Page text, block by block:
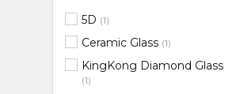
5D (1)
Ceramic Glass (1)
KingKong Diamond Glass
(1)